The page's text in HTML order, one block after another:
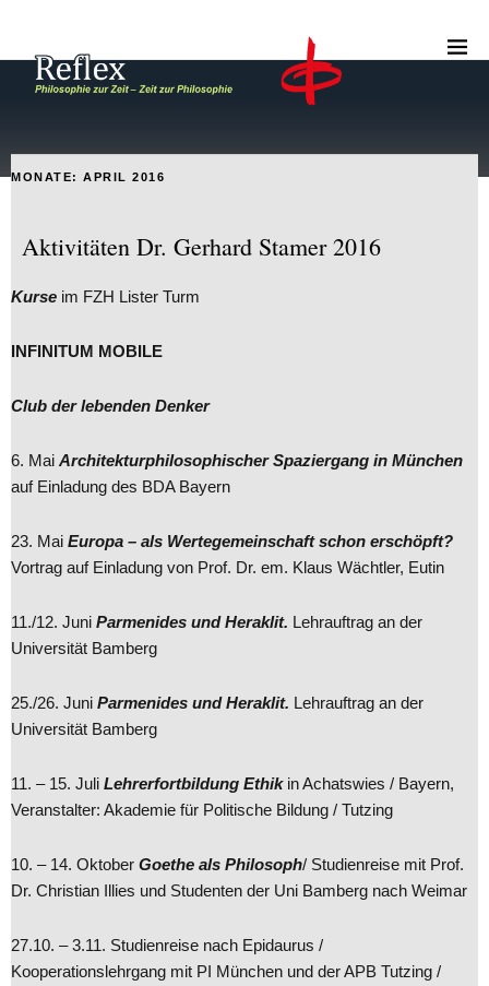
MONATE: APRIL 2016
Aktivitäten Dr. Gerhard Stamer 2016
Kurse im FZH Lister Turm
INFINITUM MOBILE
Club der lebenden Denker
6. Mai Architekturphilosophischer Spaziergang in München
auf Einladung des BDA Bayern
23. Mai Europa – als Wertegemeinschaft schon erschöpft?
Vortrag auf Einladung von Prof. Dr. em. Klaus Wächtler, Eutin
11./12. Juni Parmenides und Heraklit. Lehrauftrag an der
Universität Bamberg
25./26. Juni Parmenides und Heraklit. Lehrauftrag an der
Universität Bamberg
11. – 15. Juli Lehrerfortbildung Ethik in Achatswies / Bayern,
Veranstalter: Akademie für Politische Bildung / Tutzing
10. – 14. Oktober Goethe als Philosoph/ Studienreise mit Prof.
Dr. Christian Illies und Studenten der Uni Bamberg nach Weimar
27.10. – 3.11. Studienreise nach Epidaurus /
Kooperationslehrgang mit PI München und der APB Tutzing /